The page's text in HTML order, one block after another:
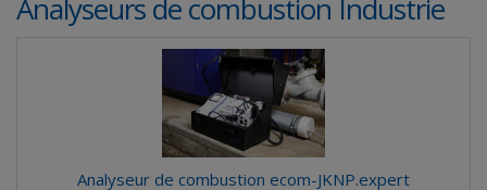
Analyseurs de combustion Industrie
Analyseur de combustion ecom-JKNP.expert